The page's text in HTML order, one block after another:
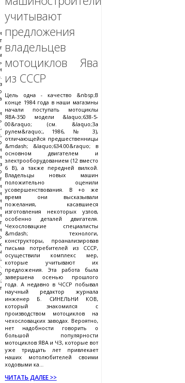
учитывают
предложения
владельцев
мотоциклов Ява
из СССР
Цель одна - качество &nbsp;В
конце 1984 года в наши магазины
начали поступать мотоциклы
ЯВА-350 модели &laquo;638-5-
00&raquo; (см. &laquo;За
рулем&raquo;, 1986, № 3),
отличающейся предшественницы
&mdash; &laquo;634.00&raquo; в
основном двигателем и
электрооборудованием (12 вместо
6 В), а также передней вилкой.
Владельцы новых машин
положительно оценили
усовершенствования. В +о же
время они высказывали
пожелания, касавшиеся
изготовления некоторых узлов,
особенно деталей двигателя.
Чехословацкие специалисты
&mdash; технологи,
конструкторы, проанализировав
письма потребителей из СССР,
осуществили комплекс мер,
которые учитывают их
предложения. Эта работа была
завершена осенью прошлого
года. А недавно в ЧССР побывал
научный редактор журнала
инженер Б. СИНЕЛЬНИ КОВ,
который знакомился с
производством мотоциклов на
чехословацких заводах. Вероятно,
нет надобности говорить о
большой популярности
мотоциклов ЯВА и ЧЗ, которые вот
уже тридцать лет привлекает
наших мотолюбителей своими
ходовыми ка...
ЧИТАТЬ ДАЛЕЕ >>